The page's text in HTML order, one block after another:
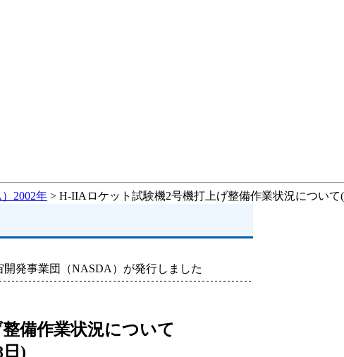
2002年 > H-IIAロケット試験機2号機打上げ整備作業状況について
発事業団（NASDA）が発行しました
備作業状況について
日)